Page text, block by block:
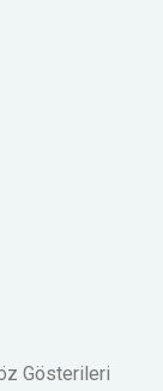
Gösterileri